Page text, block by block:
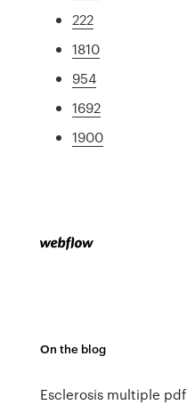
222
1810
954
1692
1900
On the blog
Esclerosis multiple pdf